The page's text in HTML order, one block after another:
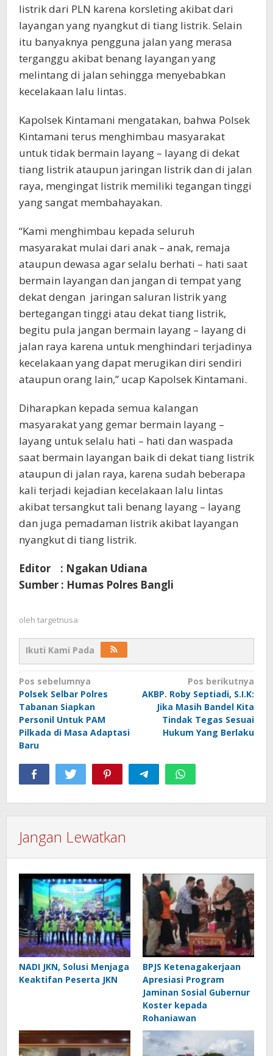
listrik dari PLN karena korsleting akibat dari
layangan yang nyangkut di tiang listrik. Selain
itu banyaknya pengguna jalan yang merasa
terganggu akibat benang layangan yang
melintang di jalan sehingga menyebabkan
kecelakaan lalu lintas.
Kapolsek Kintamani mengatakan, bahwa Polsek
Kintamani terus menghimbau masyarakat
untuk tidak bermain layang – layang di dekat
tiang listrik ataupun jaringan listrik dan di jalan
raya, mengingat listrik memiliki tegangan tinggi
yang sangat membahayakan.
“Kami menghimbau kepada seluruh
masyarakat mulai dari anak – anak, remaja
ataupun dewasa agar selalu berhati – hati saat
bermain layangan dan jangan di tempat yang
dekat dengan jaringan saluran listrik yang
bertegangan tinggi atau dekat tiang listrik,
begitu pula jangan bermain layang – layang di
jalan raya karena untuk menghindari terjadinya
kecelakaan yang dapat merugikan diri sendiri
ataupun orang lain,” ucap Kapolsek Kintamani.
Diharapkan kepada semua kalangan
masyarakat yang gemar bermain layang –
layang untuk selalu hati – hati dan waspada
saat bermain layangan baik di dekat tiang listrik
ataupun di jalan raya, karena sudah beberapa
kali terjadi kejadian kecelakaan lalu lintas
akibat tersangkut tali benang layang – layang
dan juga pemadaman listrik akibat layangan
nyangkut di tiang listrik.
Editor : Ngakan Udiana
Sumber : Humas Polres Bangli
oleh targetnusa
Ikuti Kami Pada
Navigasi
pos
Pos sebelumnya
Polsek Selbar Polres
Tabanan Siapkan
Personil Untuk PAM
Pilkada di Masa Adaptasi
Baru
Pos berikutnya
AKBP. Roby Septiadi, S.I.K:
Jika Masih Bandel Kita
Tindak Tegas Sesuai
Hukum Yang Berlaku
Jangan Lewatkan
NADI JKN, Solusi Menjaga
Keaktifan Peserta JKN
BPJS Ketenagakerjaan
Apresiasi Program
Jaminan Sosial Gubernur
Koster kepada
Rohaniawan